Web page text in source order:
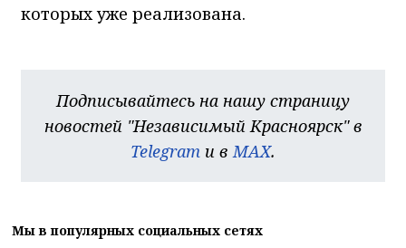
которых уже реализована.
Подписывайтесь на нашу страницу
новостей "Независимый Красноярск" в
Telegram и в MAX.
Мы в популярных социальных сетях